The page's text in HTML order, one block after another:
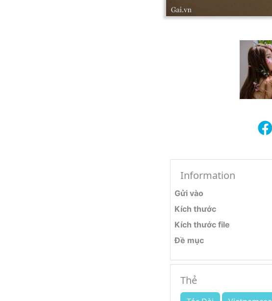
Information
Gửi vào
Kích thước
Kích thước file
Đề mục
Thẻ